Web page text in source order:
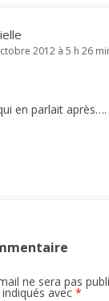
2012 à 5 h 26
en parlait
ne sera pas
avec *